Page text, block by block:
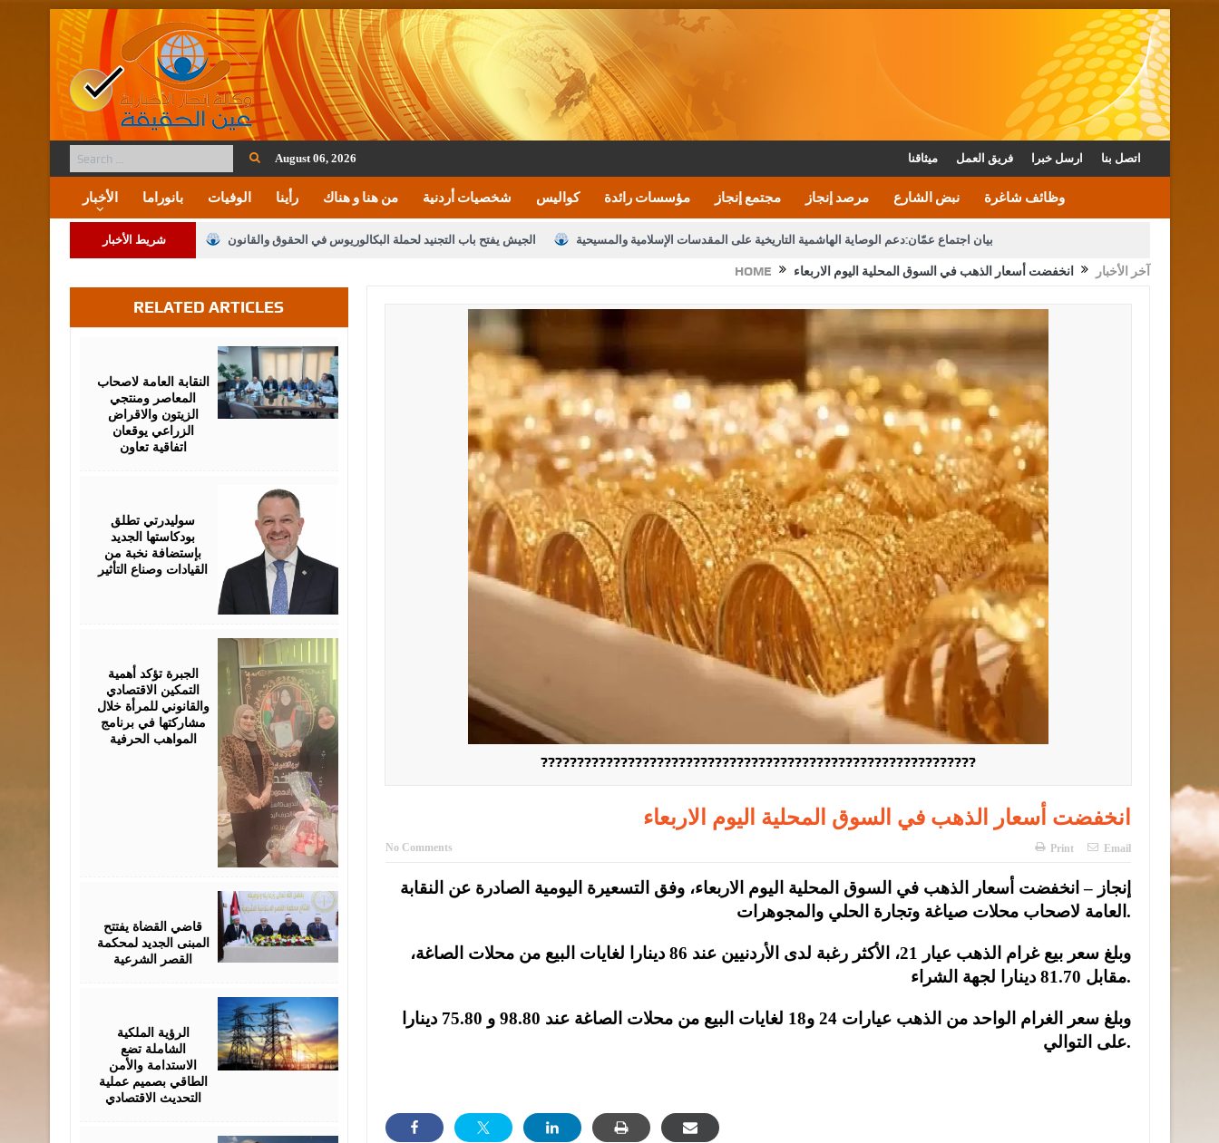
August 06, 2026 ميثاقنا فريق العمل ارسل خبرا اتصل بنا
الأخبار بانوراما الوفيات رأينا من هنا و هناك شخصيات أردنية كواليس مؤسسات رائدة مجتمع إنجاز مرصد إنجاز نبض الشارع وظائف شاغرة
شريط الأخبار الجيش يفتح باب التجنيد لحملة البكالوريوس في الحقوق والقانون بيان اجتماع عمّان:دعم الوصاية الهاشمية التاريخية على المقدسات الإسلامية والمسيحية
النواب يقر مشروع تعديل قانون الملكية العقارية
القاضي يلتقي رؤساء تحرير الصحف اليومية ويؤكد حرص مجلس النواب على شراكة فاعلة مع الإعلام دعوة المكلفين بخدمة العلم (الدفعة الثالثة) إلى مراجعة منصة خدمة العلم
الملك يلتقي مجموعة من رفاق السلاح الملك يتلقى اتصالا هاتفيا من العاهل البحريني القاضي محمود أحمد فريحات.. مبارك ومزيدا من التوفيق
عارف بيك فريحات.. مبارك وبكم تزهو المناصب
HOME آخر الأخبار انخفضت أسعار الذهب في السوق المحلية اليوم الاربعاء
????????????????????????????????????????????????????????????
انخفضت أسعار الذهب في السوق المحلية اليوم الاربعاء
No Comments Print Email
إنجاز – انخفضت أسعار الذهب في السوق المحلية اليوم الاربعاء، وفق التسعيرة اليومية الصادرة عن النقابة
العامة لاصحاب محلات صياغة وتجارة الحلي والمجوهرات.
وبلغ سعر بيع غرام الذهب عيار 21، الأكثر رغبة لدى الأردنيين عند 86 دينارا لغايات البيع من محلات الصاغة،
مقابل 81.70 دينارا لجهة الشراء.
وبلغ سعر الغرام الواحد من الذهب عيارات 24 و18 لغايات البيع من محلات الصاغة عند 98.80 و 75.80 دينارا
على التوالي.
RELATED ARTICLES
النقابة العامة لاصحاب
المعاصر ومنتجي
الزيتون والاقراض
الزراعي يوقعان
اتفاقية تعاون
2026
سوليدرتي تطلق
بودكاستها الجديد
بإستضافة نخبة من
القيادات وصناع التأثير
الجبرة تؤكد أهمية
التمكين الاقتصادي
والقانوني للمرأة خلال
مشاركتها في برنامج
المواهب الحرفية
قاضي القضاة يفتتح
المبنى الجديد لمحكمة
القصر الشرعية
الرؤية الملكية
الشاملة تضع
الاستدامة والأمن
الطاقي بصميم عملية
التحديث الاقتصادي